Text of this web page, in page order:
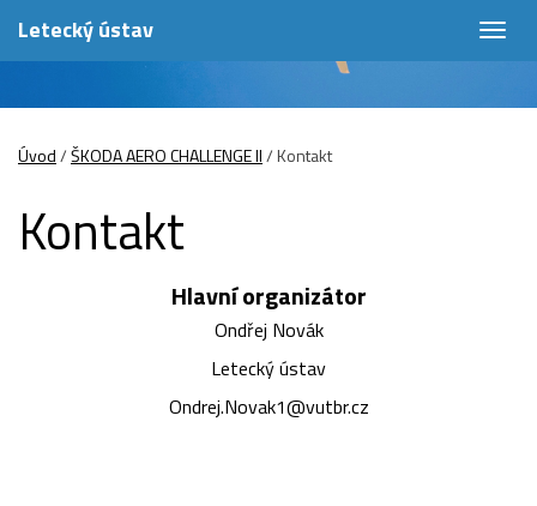
Letecký ústav
Úvod/ŠKODA AERO CHALLENGE II/Kontakt
Kontakt
Hlavní organizátor
Ondřej Novák
Letecký ústav
Ondrej.Novak1@vutbr.cz